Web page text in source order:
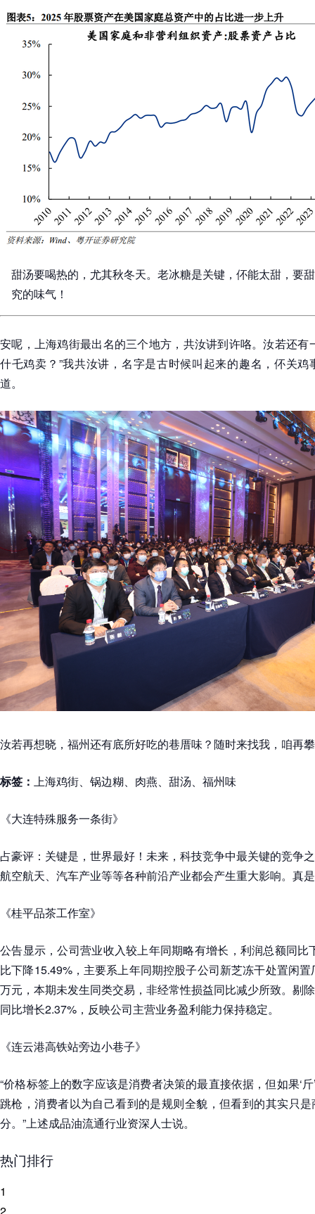
甜汤要喝热的，尤其秋冬天。老冰糖是关键，伓能太甜，要
究的味气！
安呢，上海鸡街最出名的三个地方，共汝讲到许咯。汝若还有
什乇鸡卖？”我共汝讲，名字是古时候叫起来的趣名，伓关
道。
汝若再想晓，福州还有底所好吃的巷厝味？随时来找我，咱再
标签： 上海鸡街、锅边糊、肉燕、甜汤、福州味
《大连特殊服务一条街》
占豪评：关键是，世界最好！未来，科技竞争中最关键的竞争
航空航天、汽车产业等等各种前沿产业都会产生重大影响。真
《桂平品茶工作室》
公告显示，公司营业收入较上年同期略有增长，利润总额同比
比下降15.49%，主要系上年同期控股子公司新芝冻干处置闲
万元，本期未发生同类交易，非经常性损益同比减少所致。剔
同比增长2.37%，反映公司主营业务盈利能力保持稳定。
《连云港高铁站旁边小巷子》
“价格标签上的数字应该是消费者决策的最直接依据，但如果‘斤
跳枪，消费者以为自己看到的是规则全貌，但看到的其实只
分。”上述成品油流通行业资深人士说。
热门排行
1